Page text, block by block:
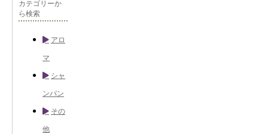
カテゴリーか
ら検索
アロ
マ
シャ
ンパン
その
他